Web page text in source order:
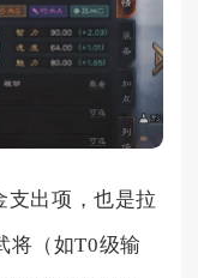
支出项，也是拉
将（如T0级输